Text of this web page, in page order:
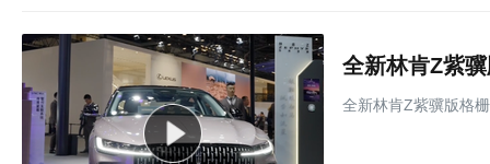
全新林肯Z紫
全新林肯Z紫骥版格